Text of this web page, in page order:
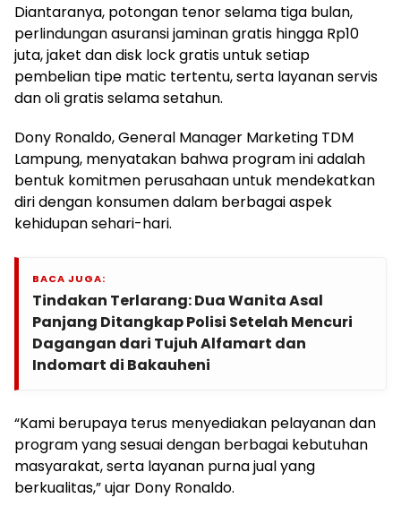
Diantaranya, potongan tenor selama tiga bulan,
perlindungan asuransi jaminan gratis hingga Rp10
juta, jaket dan disk lock gratis untuk setiap
pembelian tipe matic tertentu, serta layanan servis
dan oli gratis selama setahun.
Dony Ronaldo, General Manager Marketing TDM
Lampung, menyatakan bahwa program ini adalah
bentuk komitmen perusahaan untuk mendekatkan
diri dengan konsumen dalam berbagai aspek
kehidupan sehari-hari.
BACA JUGA:
Tindakan Terlarang: Dua Wanita Asal
Panjang Ditangkap Polisi Setelah Mencuri
Dagangan dari Tujuh Alfamart dan
Indomart di Bakauheni
“Kami berupaya terus menyediakan pelayanan dan
program yang sesuai dengan berbagai kebutuhan
masyarakat, serta layanan purna jual yang
berkualitas,” ujar Dony Ronaldo.